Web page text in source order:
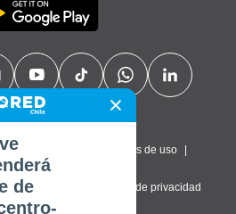
Términos de uso
Configuración de privacidad
de